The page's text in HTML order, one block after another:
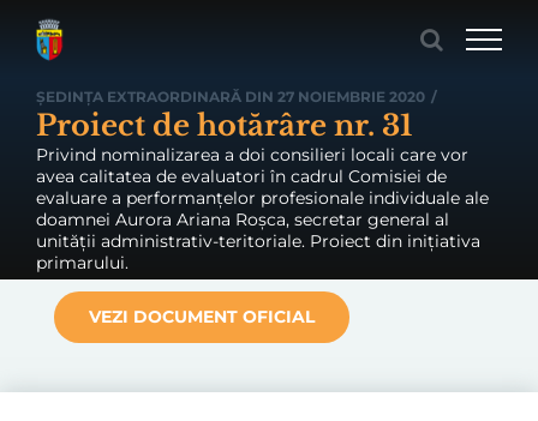
ȘEDINȚA EXTRAORDINARĂ DIN 27 NOIEMBRIE 2020 /
Proiect de hotărâre nr. 31
Privind nominalizarea a doi consilieri locali care vor
avea calitatea de evaluatori în cadrul Comisiei de
evaluare a performanțelor profesionale individuale ale
doamnei Aurora Ariana Roșca, secretar general al
unității administrativ-teritoriale. Proiect din inițiativa
primarului.
VEZI DOCUMENT OFICIAL